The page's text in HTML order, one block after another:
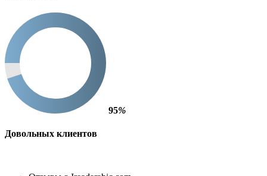
95%
Довольных клиентов